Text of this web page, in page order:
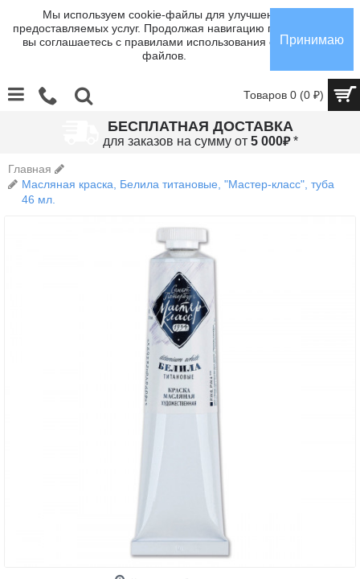
Мы используем cookie-файлы для улучшения
предоставляемых услуг. Продолжая навигацию по сайту,
вы соглашаетесь с правилами использования cookie-
файлов.
Принимаю
Товаров 0 (0 ₽)
БЕСПЛАТНАЯ ДОСТАВКА
для заказов на сумму от 5 000₽*
Главная
Масляная краска, Белила титановые, "Мастер-класс", туба
46 мл.